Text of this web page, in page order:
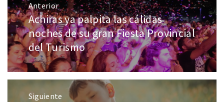
Anterior
Achiras ya palpita las cálidas
noches de su gran Fiesta Provincial
del Turismo
Siguiente